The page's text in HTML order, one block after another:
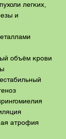
легких,
и
объём крови
атрофия